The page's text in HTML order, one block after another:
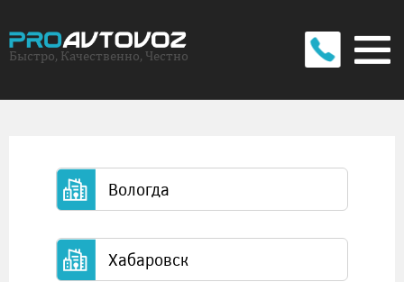
Быстро, Качественно, Честно